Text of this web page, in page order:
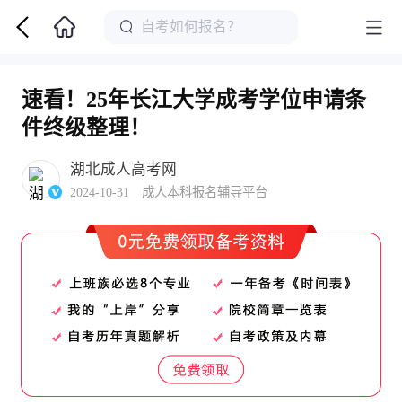
速看！25年长江大学成考学位申请条
件终级整理！
湖北成人高考网
2024-10-31 成人本科报名辅导平台